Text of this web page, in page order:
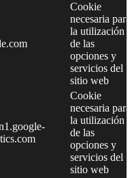
Cookie
necesaria para
la utilización
de las
opciones y
servicios del
sitio web
Cookie
necesaria para
la utilización
de las
opciones y
servicios del
sitio web